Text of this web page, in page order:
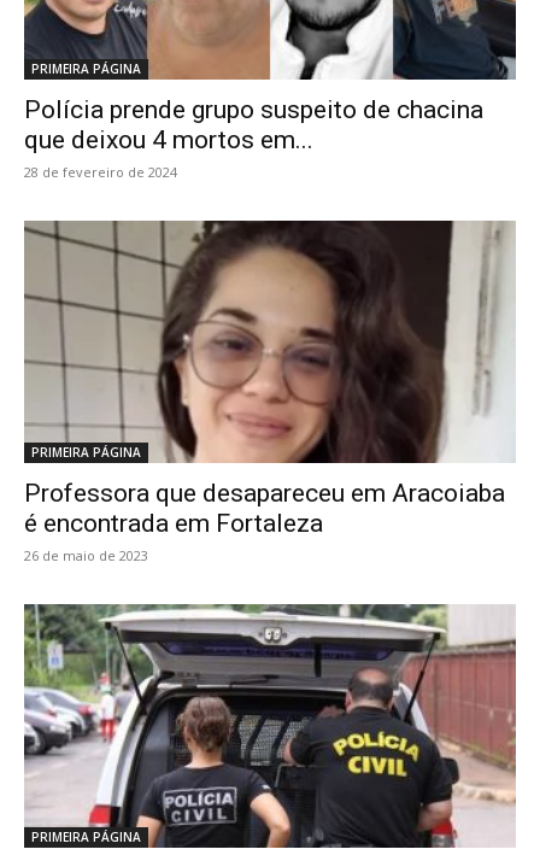
PRIMEIRA PÁGINA
Polícia prende grupo suspeito de chacina
que deixou 4 mortos em...
28 de fevereiro de 2024
PRIMEIRA PÁGINA
Professora que desapareceu em Aracoiaba
é encontrada em Fortaleza
26 de maio de 2023
PRIMEIRA PÁGINA